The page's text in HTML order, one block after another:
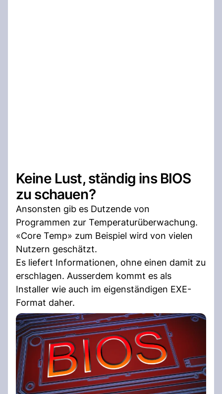
Keine Lust, ständig ins BIOS
zu schauen?
Ansonsten gib es Dutzende von
Programmen zur Temperaturüberwachung.
«Core Temp» zum Beispiel wird von vielen
Nutzern geschätzt.
Es liefert Informationen, ohne einen damit zu
erschlagen. Ausserdem kommt es als
Installer wie auch im eigenständigen EXE-
Format daher.